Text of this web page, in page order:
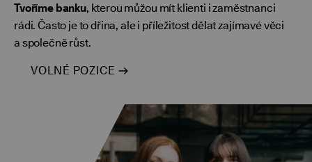
Tvoříme banku, kterou můžou mít klienti i zaměstnanci
rádi. Často je to dřina, ale i příležitost dělat zajímavé věci
a společně růst.
VOLNÉ POZICE